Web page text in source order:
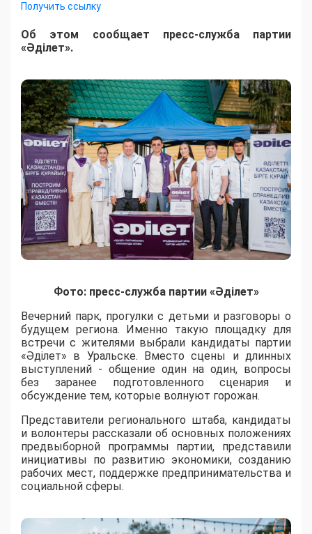
Получить ссылку
Об этом сообщает пресс-служба партии
«Әділет».
Фото: пресс-служба партии «Әділет»
Вечерний парк, прогулки с детьми и разговоры о
будущем региона. Именно такую площадку для
встречи с жителями выбрали кандидаты партии
«Әділет» в Уральске. Вместо сцены и длинных
выступлений - общение один на один, вопросы
без заранее подготовленного сценария и
обсуждение тем, которые волнуют горожан.
Представители регионального штаба, кандидаты
и волонтеры рассказали об основных положениях
предвыборной программы партии, представили
инициативы по развитию экономики, созданию
рабочих мест, поддержке предпринимательства и
социальной сферы.